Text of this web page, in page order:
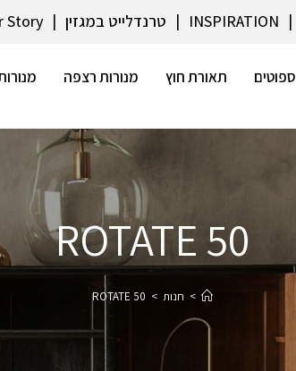
INSPIRATION טרנדלייט במגזין Story
ספוטים תאורת חוץ מנורות רצפה
ROTATE 50
> חנות >
ROTATE 50